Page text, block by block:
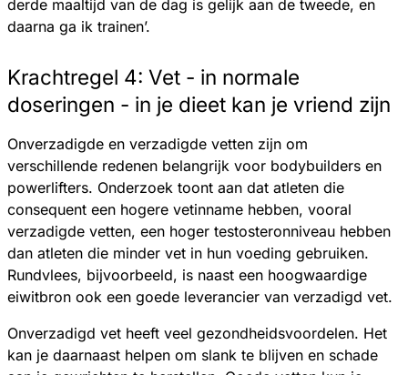
derde maaltijd van de dag is gelijk aan de tweede, en
daarna ga ik trainen’.
Krachtregel 4: Vet - in normale
doseringen - in je dieet kan je vriend zijn
Onverzadigde en verzadigde vetten zijn om
verschillende redenen belangrijk voor bodybuilders en
powerlifters. Onderzoek toont aan dat atleten die
consequent een hogere vetinname hebben, vooral
verzadigde vetten, een hoger testosteronniveau hebben
dan atleten die minder vet in hun voeding gebruiken.
Rundvlees, bijvoorbeeld, is naast een hoogwaardige
eiwitbron ook een goede leverancier van verzadigd vet.
Onverzadigd vet heeft veel gezondheidsvoordelen. Het
kan je daarnaast helpen om slank te blijven en schade